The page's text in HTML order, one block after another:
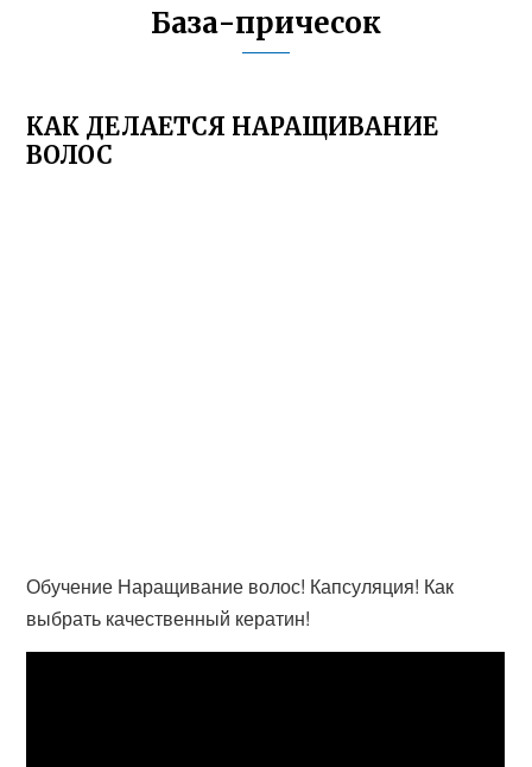
База-причесок
КАК ДЕЛАЕТСЯ НАРАЩИВАНИЕ
ВОЛОС
Обучение Наращивание волос! Капсуляция! Как
выбрать качественный кератин!